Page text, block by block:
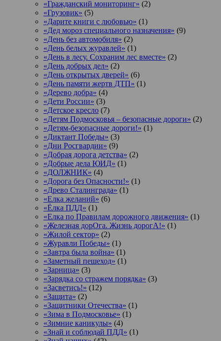
«Гражданский мониторинг» (2)
«Грузовик» (5)
«Дарите книги с любовью» (1)
«Дед мороз специального назначения» (9)
«День без автомобиля» (2)
«День белых журавлей» (1)
«День в лесу. Сохраним лес вместе» (2)
«День добрых дел» (2)
«День открытых дверей» (6)
«День памяти жертв ДТП» (1)
«Дерево добра» (4)
«Дети России» (3)
«Детское кресло (7)
«Детям Подмосковья – безопасные дороги» (2)
«Детям-безопасные дороги!» (1)
«Диктант Победы» (3)
«Дни Росгвардии» (9)
«Добрая дорога детства» (2)
«Добрые дела ЮИД» (1)
«ДОЛЖНИК» (4)
«Дорога без Опасности!» (1)
«Древо Сталинграда» (1)
«Елка желаний» (6)
«Ёлка ПДД» (1)
«Елка по Правилам дорожного движения» (1)
«Железная дорОга. Жизнь дорогА!» (1)
«Жилой сектор» (2)
«Журавли Победы» (1)
«Завтра была война» (1)
«Заметный пешеход» (1)
«Зарница» (3)
«Зарядка со стражем порядка» (3)
«Засветись!» (12)
«Защита» (2)
«Защитники Отечества» (1)
«Зима в Подмосковье» (1)
«Зимние каникулы» (4)
«Знай и соблюдай ПДД» (1)